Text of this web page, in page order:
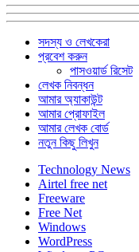
সদস্য ও লেখকেরা
প্রবেশ করুন
পাসওয়ার্ড রিসেট
লেখক নিবন্ধন
আমার অ্যাকাউন্ট
আমার প্রোফাইল
আমার লেখক বোর্ড
নতুন কিছু লিখুন
Technology News
Airtel free net
Freeware
Free Net
Windows
WordPress